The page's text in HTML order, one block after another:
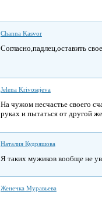
Channa Kasvor
Согласно,падлец,оставить
Jelena Krivosejeva
На чужом несчастье своего
руках и пытаться от другой
Наталия Кудряшова
Я таких мужиков вообще не
Женечка Муравьева